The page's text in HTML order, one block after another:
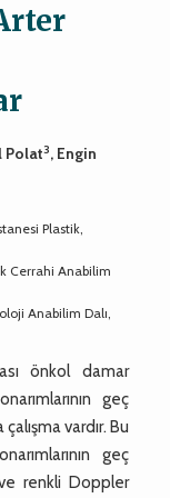
Polat3, Engin
Plastik,
Cerrahi Anabilim
Anabilim Dalı,
önkol damar
geç
vardır. Bu
geç
renkli Doppler